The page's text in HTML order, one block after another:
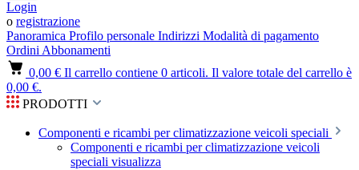
Login
o registrazione
Panoramica Profilo personale Indirizzi Modalità di pagamento
Ordini Abbonamenti
0,00 € Il carrello contiene 0 articoli. Il valore totale del carrello è
0,00 €.
PRODOTTI
Componenti e ricambi per climatizzazione veicoli speciali
Componenti e ricambi per climatizzazione veicoli
speciali visualizza